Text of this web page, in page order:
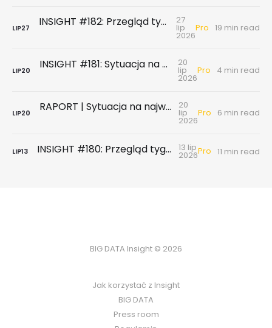
LIP27 INSIGHT #182: Przegląd tygodniowy | Rynek biurowy - powierzchni biurowych nie brakuje, chyba że tych w najnowszym standardzie 27
lip
2026
Pro 19 min read
LIP20 INSIGHT #181: Sytuacja na największych rynkach mieszkaniowych po II kwartale 2026 20
lip
2026
Pro 4 min read
LIP20 RAPORT | Sytuacja na największych rynkach mieszkaniowych po II kwartale 2026 20
lip
2026
Pro 6 min read
LIP13 INSIGHT #180: Przegląd tygodniowy | Badanie ankietowe NBP - rynek wtórny & najem 13 lip
2026Pro 11 min read
BIG DATA Insight © 2026
Jak korzystać z Insight
BIG DATA
Press room